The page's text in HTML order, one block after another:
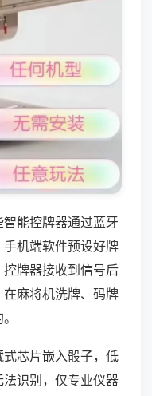
能控牌器通过蓝牙
机端软件预设好牌
牌器接收到信号后
麻将机洗牌、码牌
芯片嵌入骰子，低
识别，仅专业仪器